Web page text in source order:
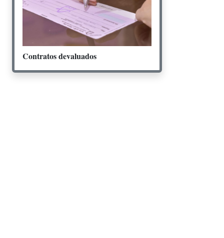
Contratos devaluados